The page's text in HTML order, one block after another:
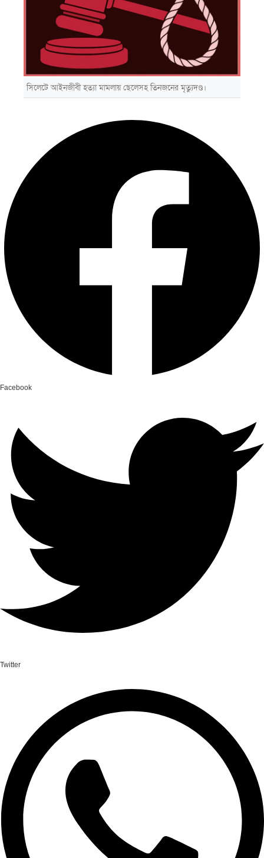
সিলেটে আইনজীবী হত্যা মামলায় ছেলেসহ তিনজনের মৃত্যুদণ্ড।
Facebook
Twitter